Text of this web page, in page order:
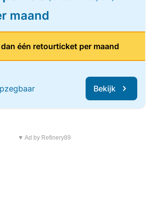
maand
één retourticket per maand
Bekijk
▼ Ad by Refinery89